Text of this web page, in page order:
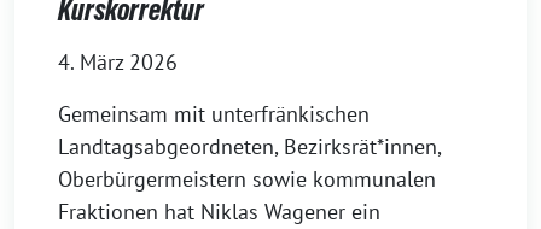
Kurskorrektur
4. März 2026
Gemeinsam mit unterfränkischen
Landtagsabgeordneten, Bezirksrät*innen,
Oberbürgermeistern sowie kommunalen
Fraktionen hat Niklas Wagener ein